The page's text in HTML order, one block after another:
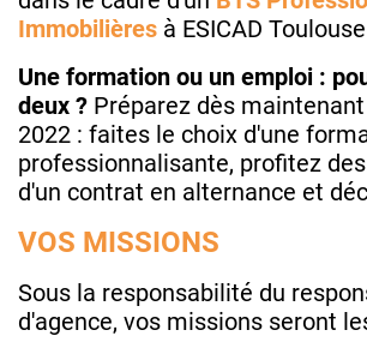
Immobilières à ESICAD
Une formation ou un emploi :
deux ? Préparez dès
2022 : faites le choix d'une
professionnalisante, profitez
d'un contrat en alternance et
VOS MISSIONS
Sous la responsabilité du
d'agence, vos missions seront